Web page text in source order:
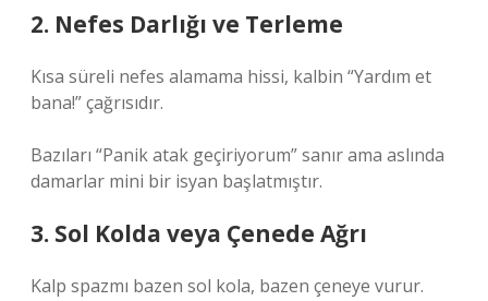
2. Nefes Darlığı ve Terleme
Kısa süreli nefes alamama hissi, kalbin “Yardım et
bana!” çağrısıdır.
Bazıları “Panik atak geçiriyorum” sanır ama aslında
damarlar mini bir isyan başlatmıştır.
3. Sol Kolda veya Çenede Ağrı
Kalp spazmı bazen sol kola, bazen çeneye vurur.